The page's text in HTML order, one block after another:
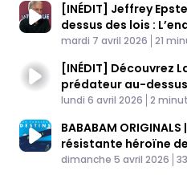
[INÉDIT] Jeffrey
dessus des lois :
Published At
mardi 7 avril 2026 Time
21
[INÉDIT] Découvrez La
prédateur au-
Epstein
Published At
lundi 6 avril 2026 Time
2
BABABAM
résistante héroïne
Published At
dimanche 5 avril 2026